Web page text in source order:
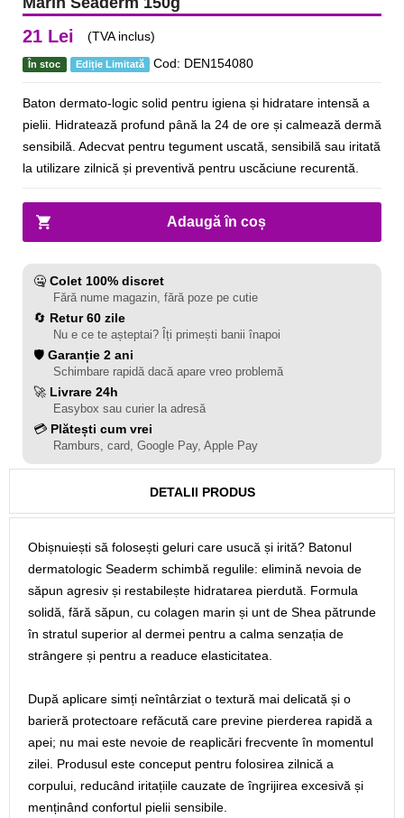
21 Lei (TVA inclus)
În stoc Ediție Limitată Cod: DEN154080
Baton dermato-logic solid pentru igiena și hidratare intensă a
pielii. Hidratează profund până la 24 de ore și calmează dermă
sensibilă. Adecvat pentru tegument uscată, sensibilă sau iritată
la utilizare zilnică și preventivă pentru uscăciune recurentă.
Adaugă în coș
🤐 Colet 100% discret
Fără nume magazin, fără poze pe cutie
🔄 Retur 60 zile
Nu e ce te așteptai? Îți primești banii înapoi
🛡️ Garanție 2 ani
Schimbare rapidă dacă apare vreo problemă
🚀 Livrare 24h
Easybox sau curier la adresă
💳 Plătești cum vrei
Ramburs, card, Google Pay, Apple Pay
DETALII PRODUS
Obișnuiești să folosești geluri care usucă și irită? Batonul
dermatologic Seaderm schimbă regulile: elimină nevoia de
săpun agresiv și restabilește hidratarea pierdută. Formula
solidă, fără săpun, cu colagen marin și unt de Shea pătrunde
în stratul superior al dermei pentru a calma senzația de
strângere și pentru a readuce elasticitatea.
După aplicare simți neîntârziat o textură mai delicată și o
barieră protectoare refăcută care previne pierderea rapidă a
apei; nu mai este nevoie de reaplicări frecvente în momentul
zilei. Produsul este conceput pentru folosirea zilnică a
corpului, reducând iritațiile cauzate de îngrijirea excesivă și
menținând confortul pielii sensibile.